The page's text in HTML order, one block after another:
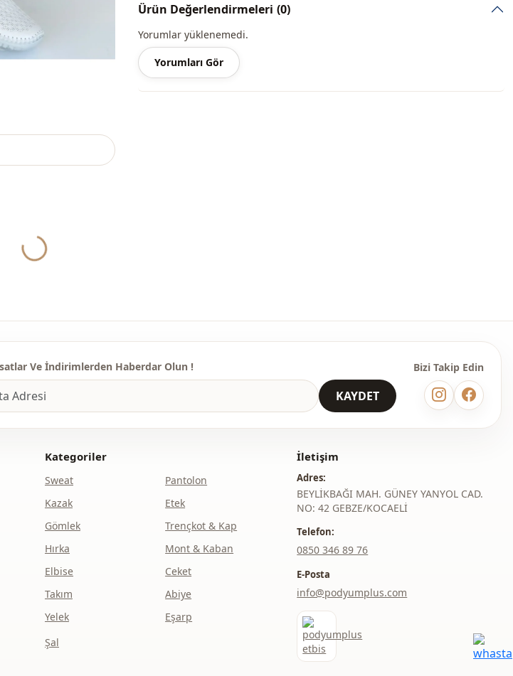
Ürün Değerlendirmeleri (0)
Yorumlar yüklenemedi.
Yorumları Gör
Yukleniyor...
Ve İndirimlerden Haberdar Olun !
KAYDET
Bizi Takip Edin
Kategoriler
Sweat
Kazak
Gömlek
Hırka
Elbise
Takım
Yelek
Pantolon
Etek
Trençkot & Kap
Mont & Kaban
Ceket
Abiye
Eşarp
Şal
İletişim
Adres:
BEYLİKBAĞI MAH. GÜNEY YANYOL CAD.
NO: 42 GEBZE/KOCAELİ
Telefon:
‎0850 346 89 76
E-Posta
info@podyumplus.com